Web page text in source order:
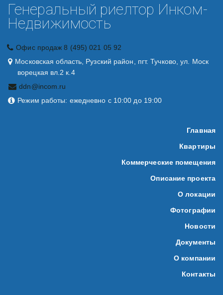
Генеральный риелтор Инком-
Недвижимость
Офис продаж 8 (495) 021 05 92
Московская область, Рузский район, пгт. Тучково, ул. Моск
ворецкая вл.2 к.4
ddn@incom.ru
Режим работы: ежедневно с 10:00 до 19:00
Главная
Квартиры
Коммерческие помещения
Описание проекта
О локации
Фотографии
Новости
Документы
О компании
Контакты